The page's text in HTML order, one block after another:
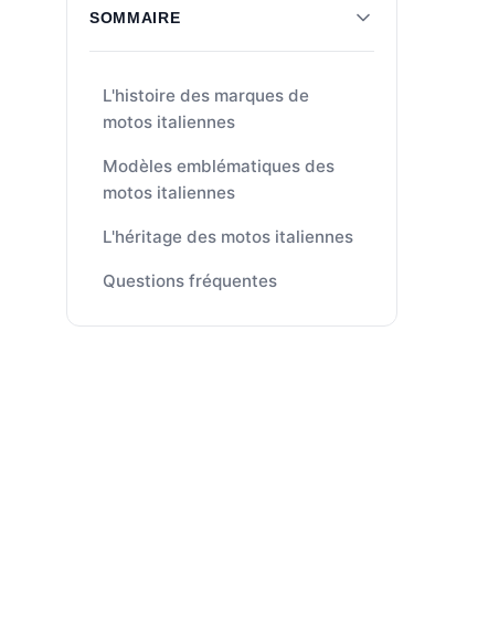
SOMMAIRE
L'histoire des marques de
motos italiennes
Modèles emblématiques des
motos italiennes
L'héritage des motos italiennes
Questions fréquentes